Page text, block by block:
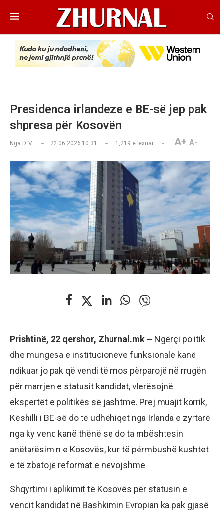
Presidenca irlandeze e BE-së jep pak
shpresa për Kosovën
Nga D. V. 22.06.2026 10:31 1,219 e lexuar A+ A-
Prishtinë, 22 qershor, Zhurnal.mk – Ngërçi politik
dhe mungesa e institucioneve funksionale kanë
ndikuar jo pak që vendi të mos përparojë në rrugën
për marrjen e statusit kandidat, vlerësojnë
ekspertët e politikës së jashtme. Prej muajit korrik,
Këshilli i BE-së do të udhëhiqet nga Irlanda e zyrtarë
nga ky vend kanë thënë se do ta mbështesin
anëtarësimin e Kosovës, kur të përmbushë kushtet
e të zbatojë reformat e nevojshme
Shqyrtimi i aplikimit të Kosovës për statusin e
vendit kandidat në Bashkimin Evropian ka pak gjasë